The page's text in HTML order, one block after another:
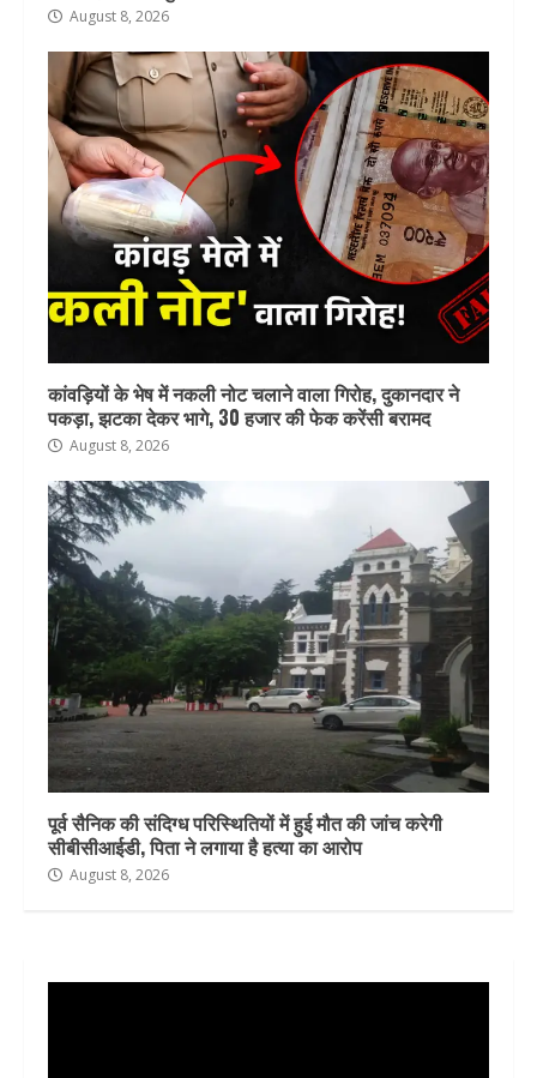
August 8, 2026
कांवड़ियों के भेष में नकली नोट चलाने वाला गिरोह, दुकानदार ने
पकड़ा, झटका देकर भागे, 30 हजार की फेक करेंसी बरामद
August 8, 2026
पूर्व सैनिक की संदिग्ध परिस्थितियों में हुई मौत की जांच करेगी
सीबीसीआईडी, पिता ने लगाया है हत्या का आरोप
August 8, 2026